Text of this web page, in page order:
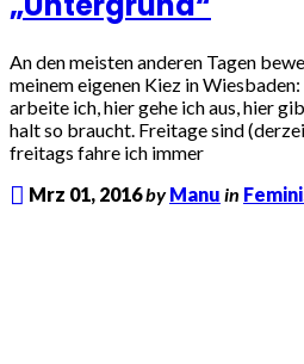
An den meisten anderen Tagen
meinem eigenen Kiez in
arbeite ich, hier gehe ich aus, hier
halt so braucht. Freitage sind
freitags fahre ich immer
Mrz 01, 2016by Manu in